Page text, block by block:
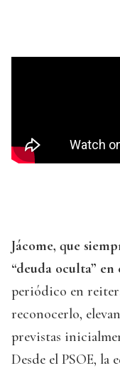
Jácome, que
“deuda oculta”
periódico en
reconocerlo,
previstas
Desde el PSOE, la